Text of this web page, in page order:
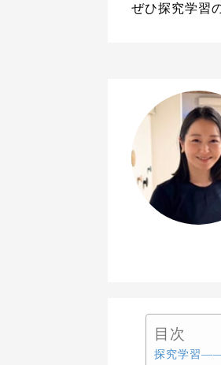
ぜひ探究学習
目次
探究学習——